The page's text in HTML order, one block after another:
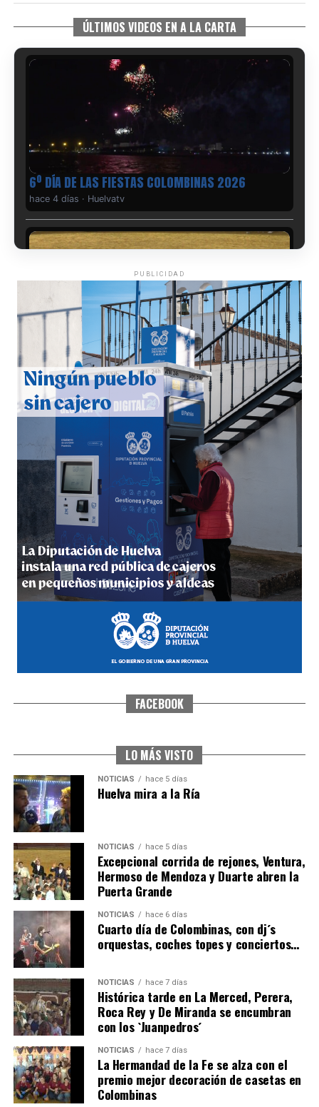
ÚLTIMOS VIDEOS EN A LA CARTA
6º DÍA DE LAS FIESTAS COLOMBINAS 2026
hace 4 días · Huelvatv
QUINTA CORRIDA DE LAS FIESTAS COLOMBINAS
2026
hace 5 días·Huelvatv
5º DÍA DE LAS FIESTAS COLOMBINAS 2026
hace 5 días·Huelvatv
CUARTA CORRIDA DE LAS FIESTAS COLOMBINAS
4º DÍA DE LAS FIESTAS COLOMBINAS 2026
hace 6 días Huelvatv
SEXTA CORRIDA DE LAS FIESTAS COLOMBINAS
2026
PUBLICIDAD
FACEBOOK
LO MÁS VISTO
NOTICIAS hace 5 días
Huelva mira a la Ría
NOTICIAS hace 5 días
Excepcional corrida de rejones, Ventura,
Hermoso de Mendoza y Duarte abren la
Puerta Grande
NOTICIAS hace 6 días
Cuarto día de Colombinas, con dj´s
orquestas, coches topes y conciertos…
NOTICIAS hace 7 días
Histórica tarde en La Merced, Perera,
Roca Rey y De Miranda se encumbran
con los `Juanpedros´
NOTICIAS hace 7 días
La Hermandad de la Fe se alza con el
premio mejor decoración de casetas en
Colombinas